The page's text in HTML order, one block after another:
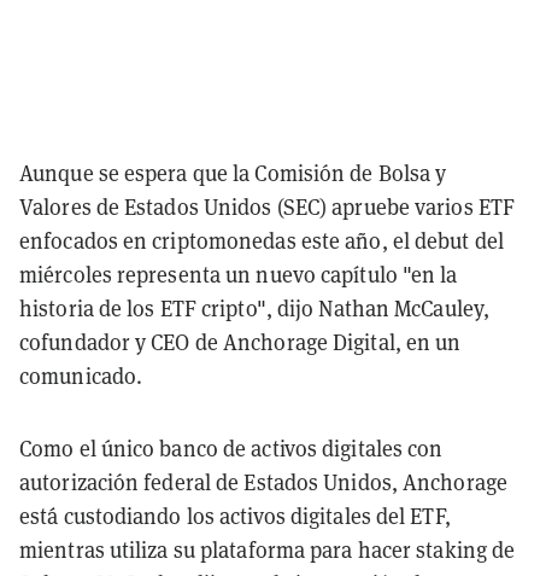
Aunque se espera que la Comisión de Bolsa y
Valores de Estados Unidos (SEC) apruebe varios ETF
enfocados en criptomonedas este año, el debut del
miércoles representa un nuevo capítulo "en la
historia de los ETF cripto", dijo Nathan McCauley,
cofundador y CEO de Anchorage Digital, en un
comunicado.
Como el único banco de activos digitales con
autorización federal de Estados Unidos, Anchorage
está custodiando los activos digitales del ETF,
mientras utiliza su plataforma para hacer staking de